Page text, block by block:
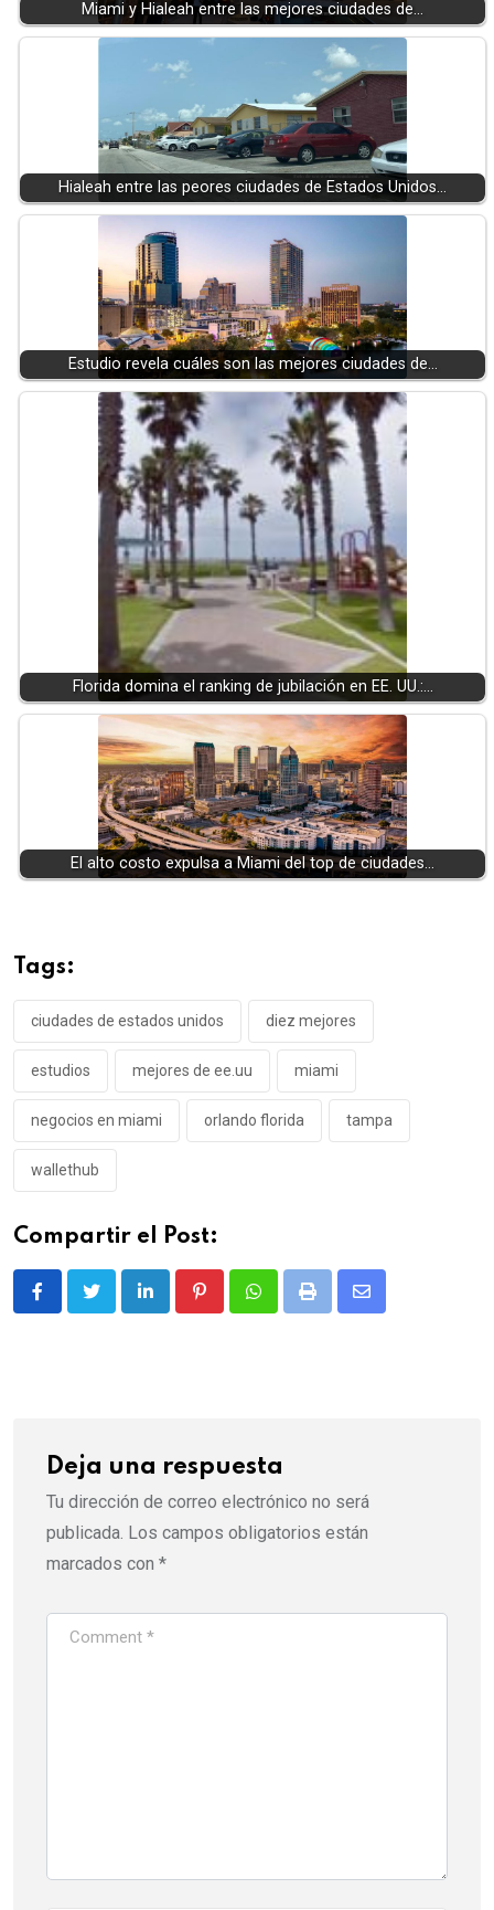
Miami y Hialeah entre las mejores ciudades de…
Hialeah entre las peores ciudades de Estados Unidos…
Estudio revela cuáles son las mejores ciudades de…
Florida domina el ranking de jubilación en EE. UU.:…
El alto costo expulsa a Miami del top de ciudades…
Tags:
ciudades de estados unidos diez mejores
estudios mejores de ee.uu miami
negocios en miami orlando florida tampa
wallethub
Compartir el Post:
LinkedIn PinterestWhatsappPrint
Share
Deja una respuesta
Tu dirección de correo electrónico no será
publicada. Los campos obligatorios están
marcados con *